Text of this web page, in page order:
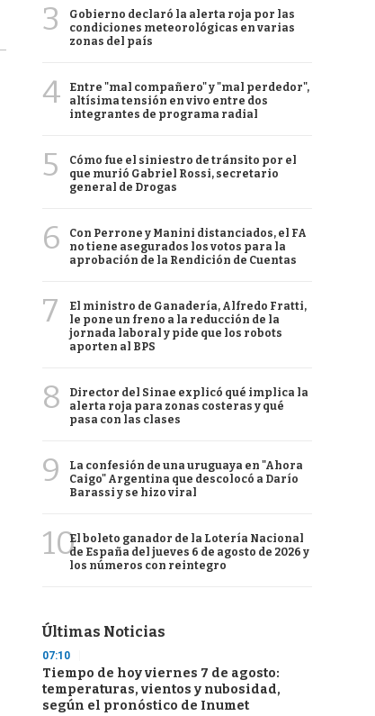
3
Gobierno declaró la alerta roja por las
condiciones meteorológicas en varias
zonas del país
4
Entre "mal compañero" y "mal perdedor",
altísima tensión en vivo entre dos
integrantes de programa radial
5
Cómo fue el siniestro de tránsito por el
que murió Gabriel Rossi, secretario
general de Drogas
6
Con Perrone y Manini distanciados, el FA
no tiene asegurados los votos para la
aprobación de la Rendición de Cuentas
7
El ministro de Ganadería, Alfredo Fratti,
le pone un freno a la reducción de la
jornada laboral y pide que los robots
aporten al BPS
8
Director del Sinae explicó qué implica la
alerta roja para zonas costeras y qué
pasa con las clases
9
La confesión de una uruguaya en "Ahora
Caigo" Argentina que descolocó a Darío
Barassi y se hizo viral
10El boleto ganador de la Lotería Nacional
de España del jueves 6 de agosto de 2026 y
los números con reintegro
Últimas Noticias
07:10
Tiempo de hoy viernes 7 de agosto:
temperaturas, vientos y nubosidad,
según el pronóstico de Inumet